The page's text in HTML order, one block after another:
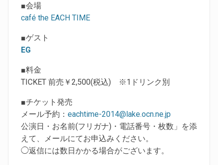
■会場
café the EACH TIME
■ゲスト
EG
■料金
TICKET 前売￥2,500(税込) ※1ドリンク別
■チケット発売
メール予約： eachtime-2014@lake.ocn.ne.jp
公演日・お名前(フリガナ)・電話番号・枚数」を添
えて、メールにてお申込みください。
◯返信には数日かかる場合がございます。